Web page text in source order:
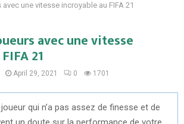
une vitesse incroyable au FIFA 21
avec une vitesse
21
April 29, 2021 0 1701
qui n’a pas assez de finesse et de